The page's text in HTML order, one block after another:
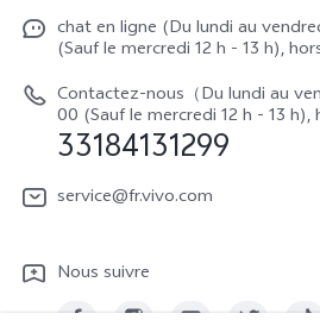
Y22s
Y35
Centre de services
Authentification IMEI
Prix des réparations hors garantie
Demande de retour en réparation-ICP
Demande de retour en réparation-SBE
Manuel de l'utilisateur
Mise à jour du système
La vie chez vivo
vivo netiquette
About Us
Mentions légales
Centre de confidentialité vivo
chat en ligne (Du lundi au
(Sauf le mercredi 12 h - 13 h),
Contactez-nous（Du lundi au
00 (Sauf le mercredi 12 h - 13 h),
33184131299
service@fr.vivo.com
Nous suivre